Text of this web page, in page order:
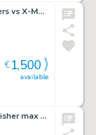
Tavola originale Romita Jr Avengers vs X-Men # 4 pg.10
available
€1,500
Tavola originale Steve Dillon Punisher max #11 pg. 20